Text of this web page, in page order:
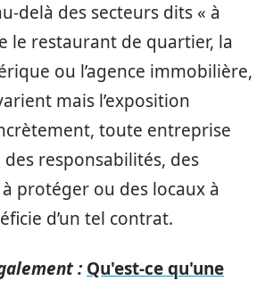
delà des secteurs dits « à
le restaurant de quartier, la
ou l’agence immobilière,
mais l’exposition
toute entreprise
responsabilités, des
protéger ou des locaux à
d’un tel contrat.
: Qu'est-ce qu'une